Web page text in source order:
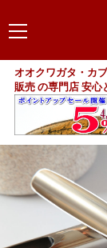
オオクワガタ・カ
販売 の専門店 安心